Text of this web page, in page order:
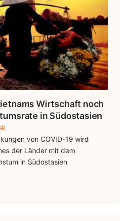
Wirtschaft noch
in Südostasien
von COVID-19 wird
der Länder mit dem
in Südostasien